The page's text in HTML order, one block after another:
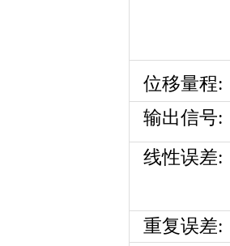
位移量程:
输出信号:
线性误差:
重复误差: